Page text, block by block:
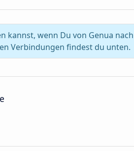
kannst, wenn Du von Genua
Verbindungen findest du unten.